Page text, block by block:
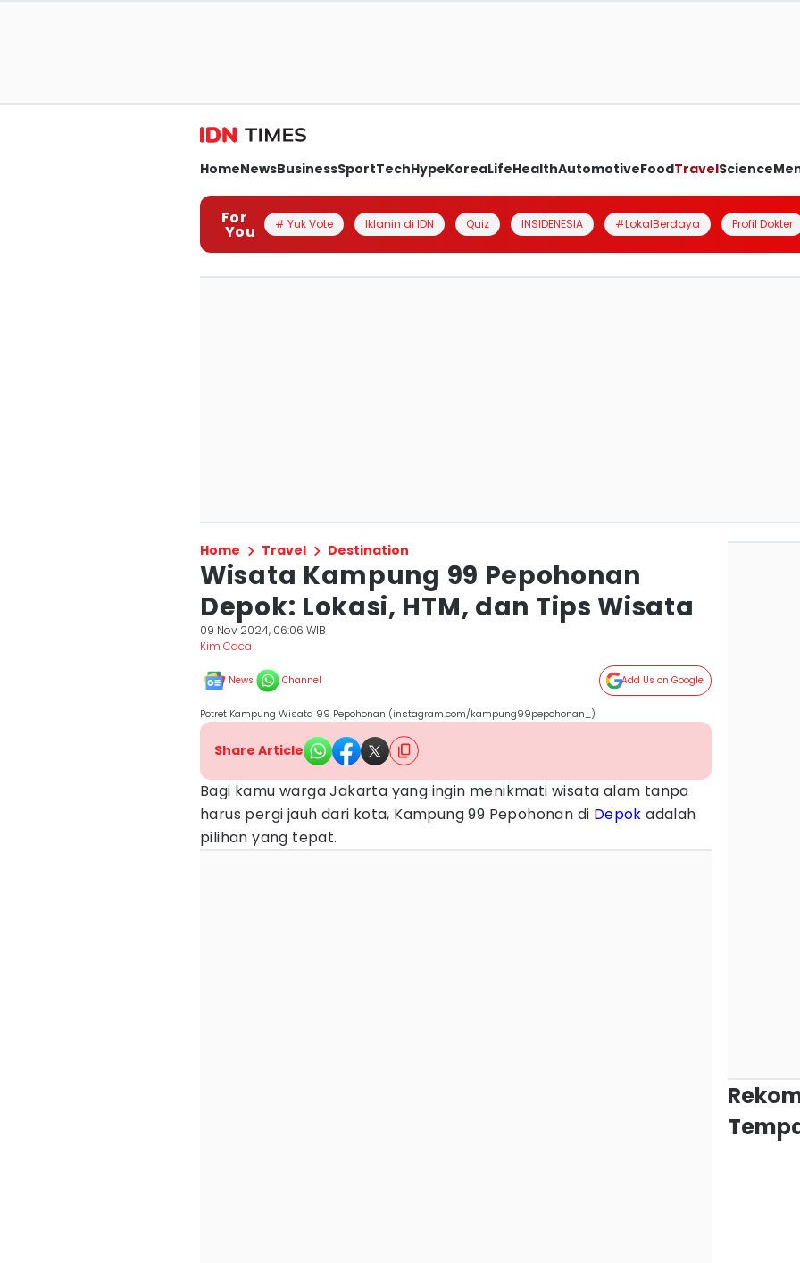
HomeNewsBusinessSportTechHypeKoreaLifeHealthAutomotiveFoodTravelScience
For
You # Yuk Vote Iklanin di IDN Quiz INSIDENESIA #LokalBerdaya Profil Dokter
Home Travel Destination
Wisata Kampung 99 Pepohonan
Depok: Lokasi, HTM, dan Tips Wisata
09 Nov 2024, 06:06 WIB
Kim Caca
News Channel Add Us on Google
Potret Kampung Wisata 99 Pepohonan (instagram.com/kampung99pepohonan_)
Share Article
Bagi kamu warga Jakarta yang ingin menikmati wisata alam tanpa
harus pergi jauh dari kota, Kampung 99 Pepohonan di Depok adalah
pilihan yang tepat.